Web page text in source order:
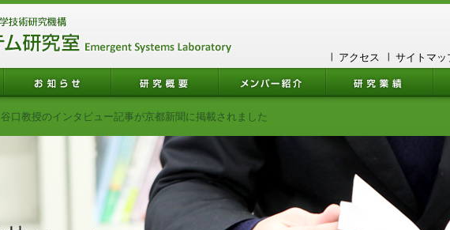
アクセス サイトマッ
谷口教授のインタビュー記事が京都新聞に掲載されました